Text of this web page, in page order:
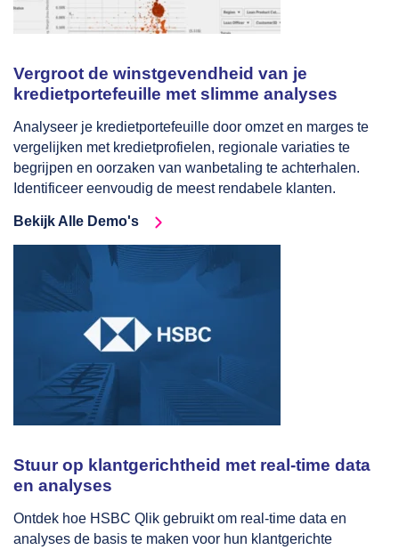
Vergroot de winstgevendheid van je
kredietportefeuille met slimme analyses
Analyseer je kredietportefeuille door omzet en marges te
vergelijken met kredietprofielen, regionale variaties te
begrijpen en oorzaken van wanbetaling te achterhalen.
Identificeer eenvoudig de meest rendabele klanten.
Bekijk Alle Demo's
Stuur op klantgerichtheid met real-time data
en analyses
Ontdek hoe HSBC Qlik gebruikt om real-time data en
analyses de basis te maken voor hun klantgerichte